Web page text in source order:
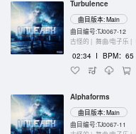
Turbulence
曲目版本: Main
曲目编号:TJ0067-12
古怪的 | 舞曲/电子乐 |
02:34 I BPM：65
Alphaforms
曲目版本: Main
曲目编号:TJ0067-11